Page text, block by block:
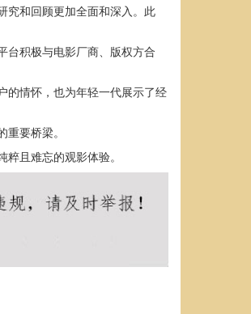
究和回顾更加全面和深入。此
台积极与电影厂商、版权方合
的情怀，也为年轻一代展示了经
要桥梁。
且难忘的观影体验。